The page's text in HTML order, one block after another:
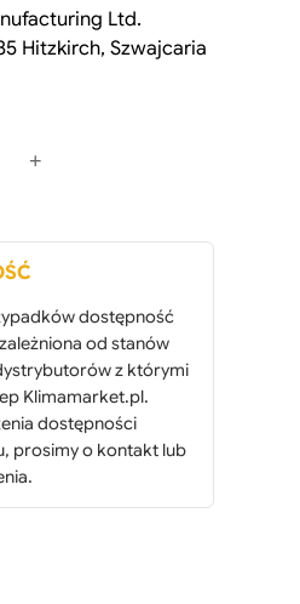
Ltd.
Hitzkirch, Szwajcaria
+
dostępność
od stanów
z którymi
Klimamarket.pl.
dostępności
prosimy o kontakt lub